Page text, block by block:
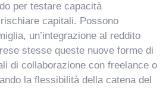
per testare capacità
capitali. Possono
un’integrazione al reddito
stesse queste nuove forme di
di collaborazione con freelance o
la flessibilità della catena del